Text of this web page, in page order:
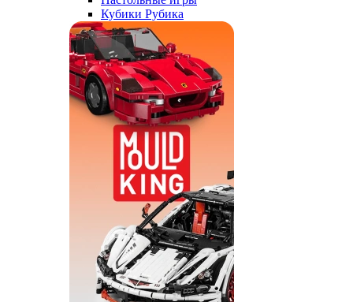
Кубики Рубика